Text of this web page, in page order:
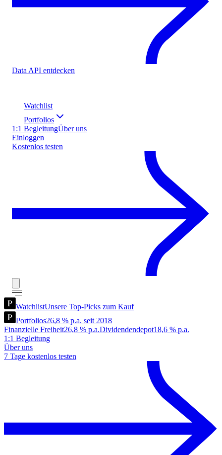
Data API entdecken
Watchlist
Portfolios
1:1 BegleitungÜber uns
Einloggen
Kostenlos testen
WatchlistUnsere Top-Picks zum Kauf
Portfolios26,8 % p.a. seit 2018
Finanzielle Freiheit26,8 % p.a.Dividendendepot18,6 % p.a.
1:1 Begleitung
Über uns
7 Tage kostenlos testen